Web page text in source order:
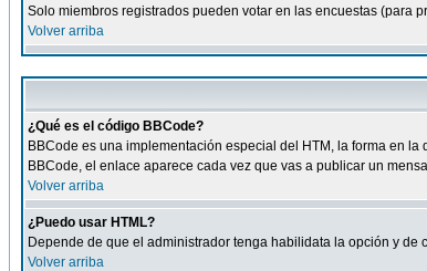
Solo miembros registrados pueden votar en las encuestas (para
Volver arriba
¿Qué es el código BBCode?
BBCode es una implementación especial del HTM, la forma en
BBCode, el enlace aparece cada vez que vas a publicar un
Volver arriba
¿Puedo usar HTML?
Depende de que el administrador tenga habilidata la opción y
Volver arriba